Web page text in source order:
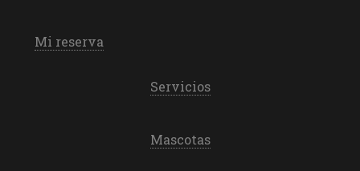
Mi reserva
Servicios
Mascotas